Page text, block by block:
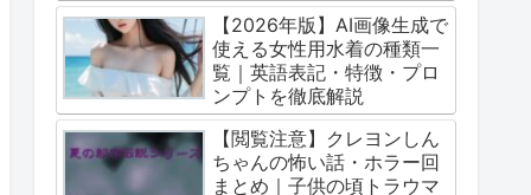
【2026年版】AI画像生成で
使える女性用水着の種類一
覧｜英語表記・特徴・プロ
ンプトを徹底解説
【閲覧注意】クレヨンしん
ちゃんの怖い話・ホラー回
まとめ｜子供の頃トラウマ